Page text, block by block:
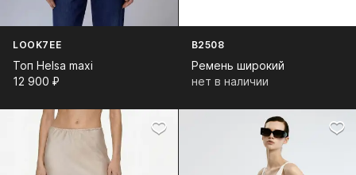
LOOK7EE
Топ Helsa maxi
12 900⁠ ⁠₽
B2508
Ремень широкий
нет в наличии